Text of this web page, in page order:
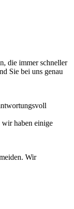
die immer schneller
Sie bei uns genau
wir haben einige
Wir